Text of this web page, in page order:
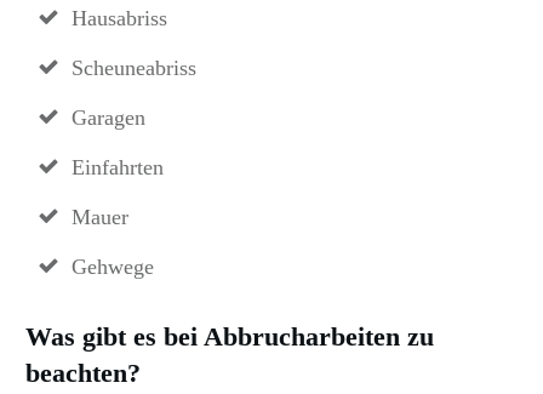
Hausabriss
Scheuneabriss
Garagen
Einfahrten
Mauer
Gehwege
Was gibt es bei Abbrucharbeiten zu
beachten?